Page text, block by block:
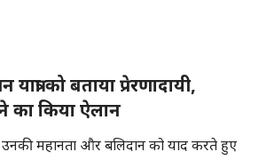
को बताया प्रेरणादायी,
का किया ऐलान
उनकी महानता और बलिदान को याद करते हुए